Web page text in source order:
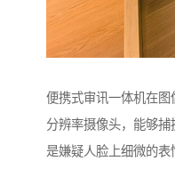
便携式审讯一体机在
分辨率摄像头，能够
是嫌疑人脸上细微的